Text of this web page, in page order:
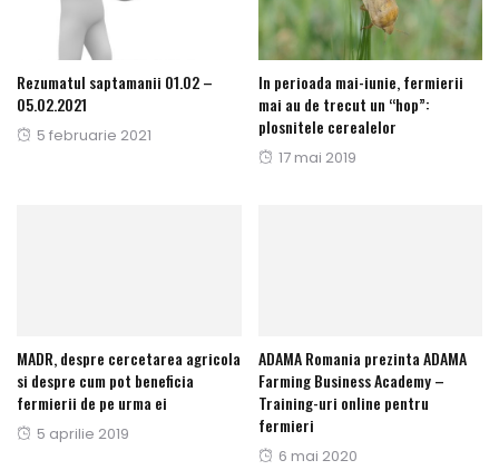
Rezumatul saptamanii 01.02 –
05.02.2021
Publicat
5 februarie 2021
In perioada mai-iunie, fermierii
mai au de trecut un “hop”:
plosnitele cerealelor
Publicat
17 mai 2019
MADR, despre cercetarea agricola
si despre cum pot beneficia
fermierii de pe urma ei
Publicat
5 aprilie 2019
ADAMA Romania prezinta ADAMA
Farming Business Academy –
Training-uri online pentru
fermieri
Publicat
6 mai 2020